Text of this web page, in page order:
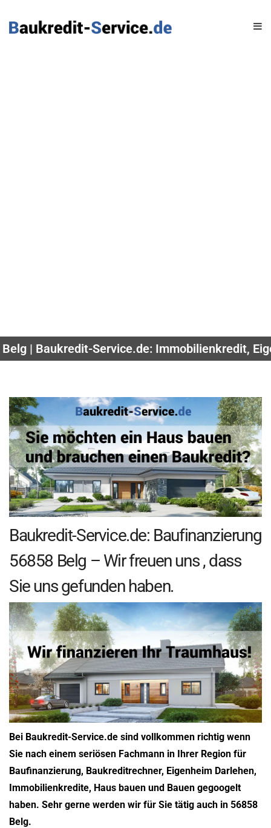
| Baukredit-Service.de: Immobilienkredit,
Baukredit-Service.de: Baufinanzierung
56858 Belg – Wir freuen uns , dass
Sie uns gefunden haben.
Bei Baukredit-Service.de sind vollkommen richtig wenn
Sie nach einem seriösen Fachmann in Ihrer Region für
Baufinanzierung, Baukreditrechner, Eigenheim Darlehen,
Immobilienkredite, Haus bauen und Bauen gegoogelt
haben. Sehr gerne werden wir für Sie tätig auch in 56858
Belg.